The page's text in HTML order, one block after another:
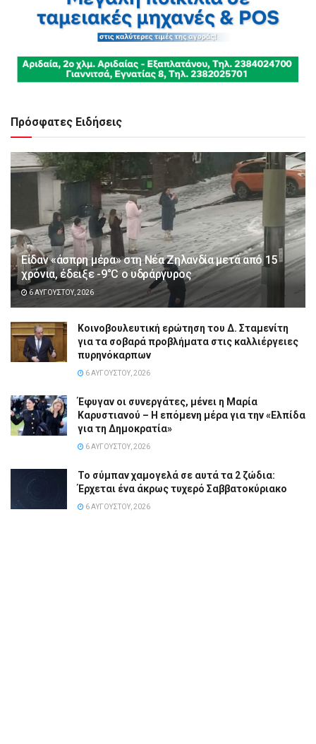
Πρόσφατες Ειδήσεις
Είδαν «άσπρη μέρα» στη Νέα Ζηλανδία μετά από 15
χρόνια, έδειξε -9°C ο υδράργυρος
6 ΑΥΓΟΎΣΤΟΥ, 2026
Κοινοβουλευτική ερώτηση του Δ. Σταμενίτη
για τα σοβαρά προβλήματα στις καλλιέργειες
πυρηνόκαρπων
6 ΑΥΓΟΎΣΤΟΥ, 2026
Έφυγαν οι συνεργάτες, μένει η Μαρία
Καρυστιανού – Η επόμενη μέρα για την «Ελπίδα
για τη Δημοκρατία»
6 ΑΥΓΟΎΣΤΟΥ, 2026
Το σύμπαν χαμογελά σε αυτά τα 2 ζώδια:
Έρχεται ένα άκρως τυχερό Σαββατοκύριακο
6 ΑΥΓΟΎΣΤΟΥ, 2026